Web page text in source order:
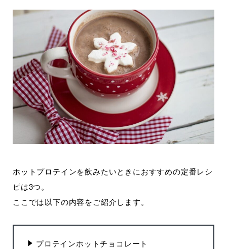
ホットプロテインを飲みたいときにおすすめの定番レシ
ピは3つ。
ここでは以下の内容をご紹介します。
プロテインホットチョコレート